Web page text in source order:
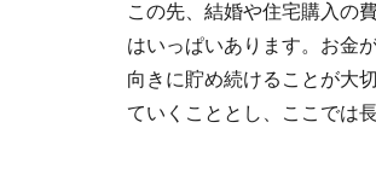
この先、結婚や住宅購入の
はいっぱいあります。お金
向きに貯め続けることが大
ていくこととし、ここでは